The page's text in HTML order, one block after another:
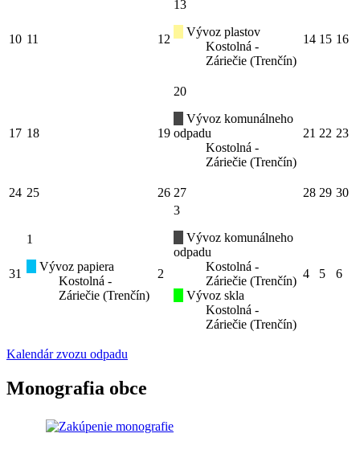
10 11 12
13
Vývoz plastov
Kostolná -
Záriečie (Trenčín)
14 15 16
17 18 19
20
Vývoz komunálneho
odpadu
Kostolná -
Záriečie (Trenčín)
21 22 23
24 25 26 27 28 29 30
31
1
Vývoz papiera
Kostolná -
Záriečie (Trenčín)
2
3
Vývoz komunálneho
odpadu
Kostolná -
Záriečie (Trenčín)
Vývoz skla
Kostolná -
Záriečie (Trenčín)
4 5 6
Kalendár zvozu odpadu
Monografia obce